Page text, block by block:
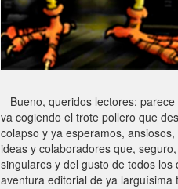
Bueno, queridos lectores:
va cogiendo el trote pollero que
colapso y ya esperamos,
ideas y colaboradores que,
singulares y del gusto de todos
aventura editorial de ya larguísima